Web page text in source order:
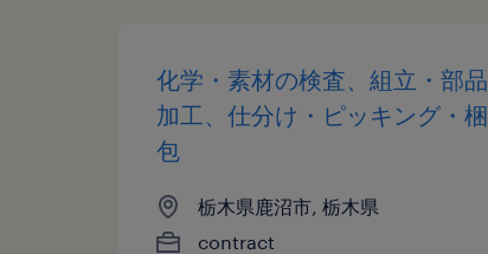
化学・素材の検査、組立・部品
加工、仕分け・ピッキング・梱
包
栃木県鹿沼市, 栃木県
contract